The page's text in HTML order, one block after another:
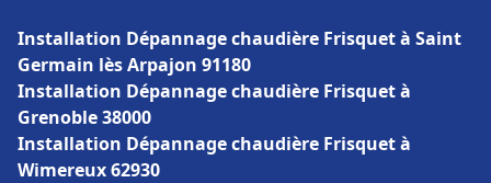
Installation Dépannage chaudière Frisquet à Saint
Germain lès Arpajon 91180
Installation Dépannage chaudière Frisquet à
Grenoble 38000
Installation Dépannage chaudière Frisquet à
Wimereux 62930